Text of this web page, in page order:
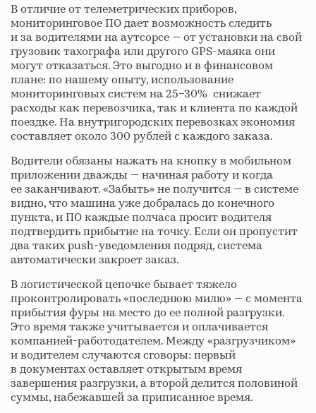
В отличие от телеметрических приборов,
мониторинговое ПО дает возможность следить
и за водителями на аутсорсе — от установки на свой
грузовик тахографа или другого GPS-маяка они
могут отказаться. Это выгодно и в финансовом
плане: по нашему опыту, использование
мониторинговых систем на 25−30% снижает
расходы как перевозчика, так и клиента по каждой
поездке. На внутригородских перевозках экономия
составляет около 300 рублей с каждого заказа.
Водители обязаны нажать на кнопку в мобильном
приложении дважды — начиная работу и когда
ее заканчивают. «Забыть» не получится — в системе
видно, что машина уже добралась до конечного
пункта, и ПО каждые полчаса просит водителя
подтвердить прибытие на точку. Если он пропустит
два таких push-уведомления подряд, система
автоматически закроет заказ.
В логистической цепочке бывает тяжело
проконтролировать «последнюю милю» — с момента
прибытия фуры на место до ее полной разгрузки.
Это время также учитывается и оплачивается
компанией-работодателем. Между «разгрузчиком»
и водителем случаются сговоры: первый
в документах оставляет открытым время
завершения разгрузки, а второй делится половиной
суммы, набежавшей за приписанное время.